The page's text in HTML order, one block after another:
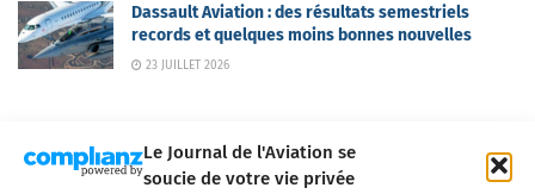
Le Journal de l'Aviation se
soucie de votre vie privée
Dassault Aviation : des résultats semestriels
records et quelques moins bonnes nouvelles
23 JUILLET 2026